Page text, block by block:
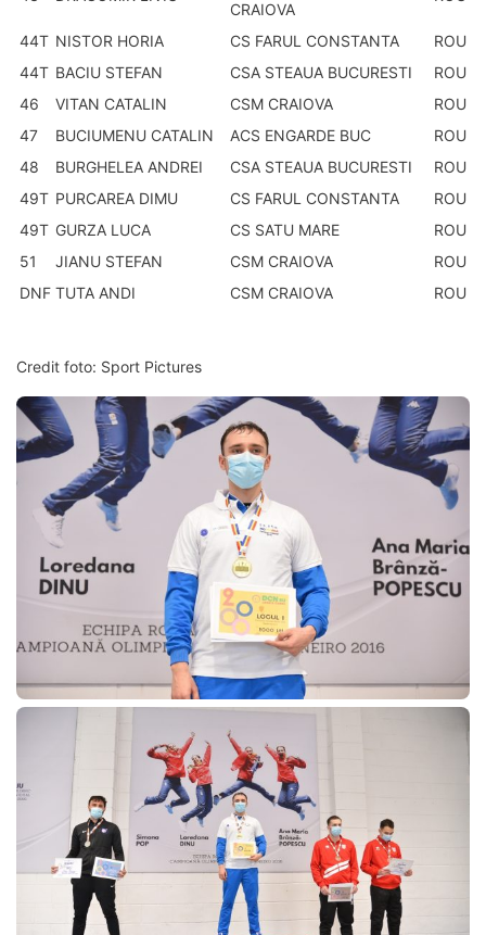
CRAIOVA
44T NISTOR HORIA CS FARUL CONSTANTA
ROU
44T BACIU STEFAN CSA STEAUA BUCURESTI
ROU
46
VITAN CATALIN CSM CRAIOVA
ROU
47
BUCIUMENU CATALIN ACS ENGARDE BUC
ROU
48
BURGHELEA ANDREI CSA STEAUA BUCURESTI
ROU
49T PURCAREA DIMU CS FARUL CONSTANTA
ROU
49T GURZA LUCA CS SATU MARE
ROU
51
JIANU STEFAN CSM CRAIOVA
ROU
DNF TUTA ANDI CSM CRAIOVA ROU
Credit foto: Sport Pictures